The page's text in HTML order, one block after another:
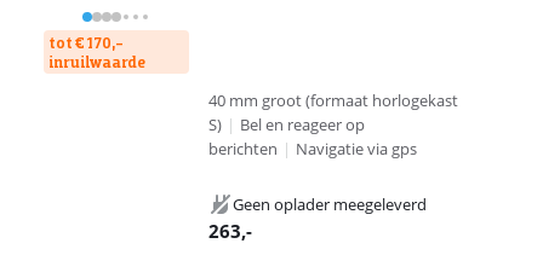
tot € 170,-
inruilwaarde
40 mm groot (formaat horlogekast
S) | Bel en reageer op
berichten | Navigatie via gps
Geen oplader meegeleverd
263,-